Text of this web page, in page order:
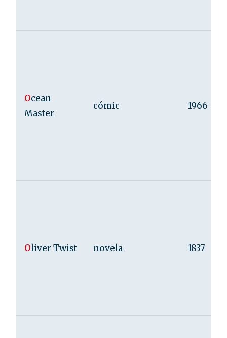
Ocean
Master
cómic 1966
Oliver Twist novela 1837